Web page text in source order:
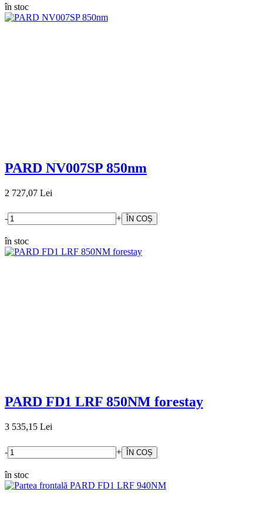
în stoc
PARD NV007SP 850nm
2 727,07 Lei
- +
în stoc
PARD FD1 LRF 850NM forestay
3 535,15 Lei
- +
în stoc